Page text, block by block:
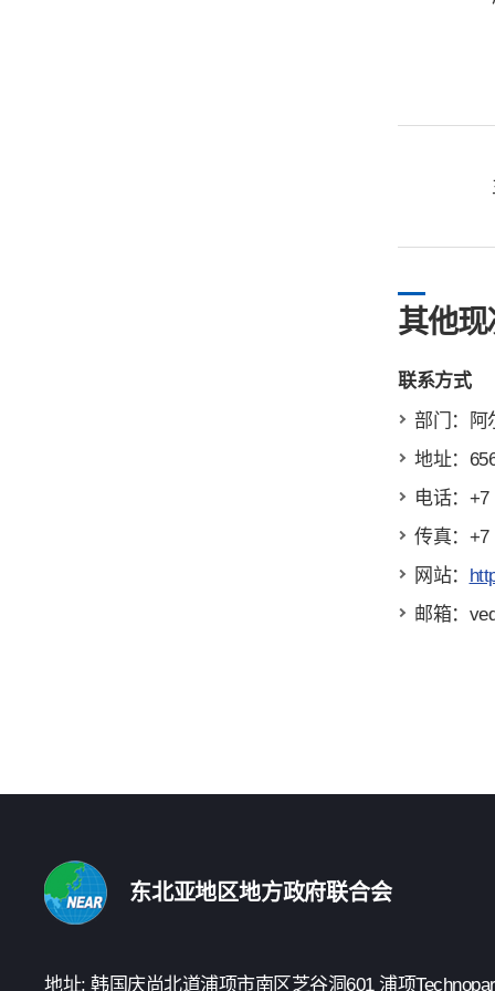
其他现
联系方式
部门：阿
地址：
电话：+7
传真：+7
网站：
邮箱：
东北亚地区地方政府联合会
地址: 韩国庆尚北道浦项市南区芝谷洞601 浦项